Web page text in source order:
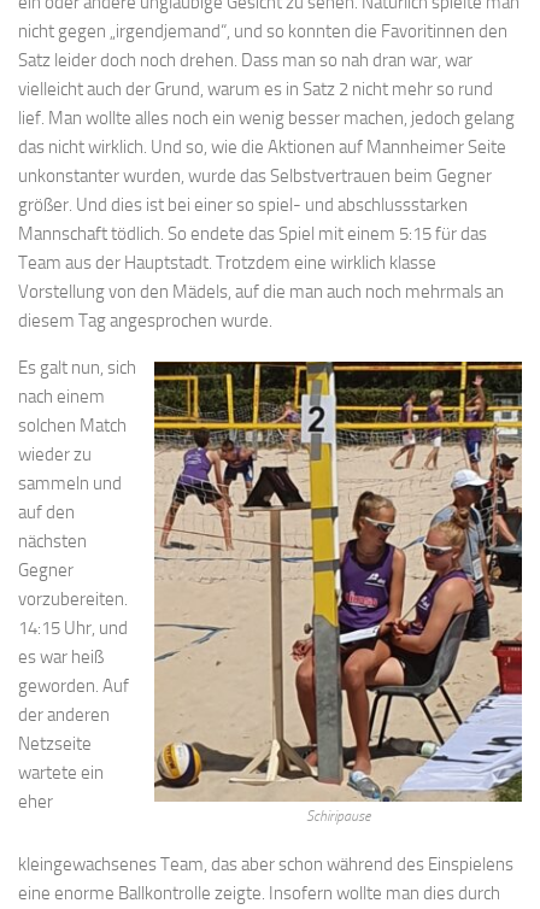
nicht gegen „irgendjemand“, und so konnten die Favoritinnen den
Satz leider doch noch drehen. Dass man so nah dran war, war
vielleicht auch der Grund, warum es in Satz 2 nicht mehr so rund
lief. Man wollte alles noch ein wenig besser machen, jedoch gelang
das nicht wirklich. Und so, wie die Aktionen auf Mannheimer Seite
unkonstanter wurden, wurde das Selbstvertrauen beim Gegner
größer. Und dies ist bei einer so spiel- und abschlussstarken
Mannschaft tödlich. So endete das Spiel mit einem 5:15 für das
Team aus der Hauptstadt. Trotzdem eine wirklich klasse
Vorstellung von den Mädels, auf die man auch noch mehrmals an
diesem Tag angesprochen wurde.
Schiripause
Es galt nun, sich
nach einem
solchen Match
wieder zu
sammeln und
auf den
nächsten
Gegner
vorzubereiten.
14:15 Uhr, und
es war heiß
geworden. Auf
der anderen
Netzseite
wartete ein
eher
kleingewachsenes Team, das aber schon während des Einspielens
eine enorme Ballkontrolle zeigte. Insofern wollte man dies durch